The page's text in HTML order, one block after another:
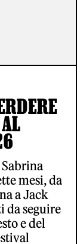
mesi, da
a Jack
da seguire
e del